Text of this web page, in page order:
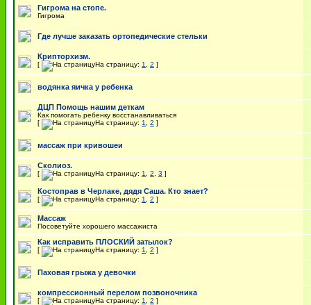
Гигрома на стопе.
Гигрома
Где лучше заказать ортопедические стельки
Крипторхизм.
[ На страницу: 1 2 ]
водянка яичка у ребенка
ДЦП Помощь нашим деткам
Как помогать ребенку восстанавливаться
[
На страницу: 1 2 ]
массаж при кривошеи
Сколиоз.
[ На страницу: 1 2 3 ]
Костоправ в Черлаке, дядя Саша. Кто знает?
[ На страницу: 1 2 ]
Массаж
Посоветуйте хорошего массажиста
Как исправить ПЛОСКИЙ затылок?
[ На страницу: 1 2 ]
Паховая грыжа у девочки
компрессионный перелом позвоночника
[ На страницу: 1 2 ]